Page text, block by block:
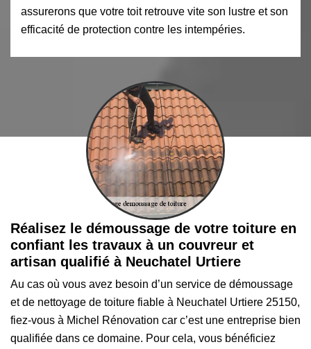
assurerons que votre toit retrouve vite son lustre et son
efficacité de protection contre les intempéries.
Réalisez le démoussage de votre toiture en
confiant les travaux à un couvreur et
artisan qualifié à Neuchatel Urtiere
Au cas où vous avez besoin d’un service de démoussage
et de nettoyage de toiture fiable à Neuchatel Urtiere 25150,
fiez-vous à Michel Rénovation car c’est une entreprise bien
qualifiée dans ce domaine. Pour cela, vous bénéficiez